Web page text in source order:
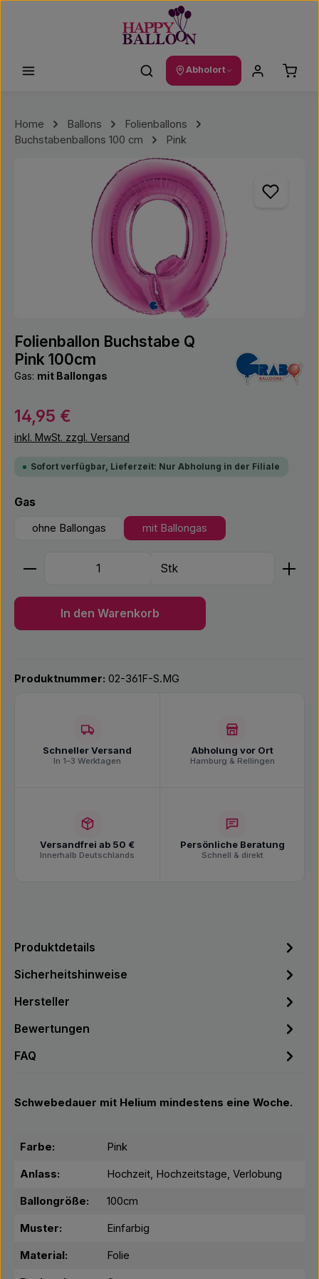
Abholort
Home Ballons
Folienballons
Buchstabenballons 100 cm
Pink
Bildergalerie überspringen
Folienballon Buchstabe Q
Pink 100cm
Gas: mit Ballongas
Regulärer Preis:
14,95 €
inkl. MwSt. zzgl. Versand
Sofort verfügbar, Lieferzeit: Nur Abholung in der Filiale
Gasauswählen
ohne Ballongas mit Ballongas
Produkt Anzahl: Gib den gewünschten Wert ein
Stk
In den Warenkorb
Produktnummer: 02-361F-S.MG
Schneller Versand
In 1–3 Werktagen
Abholung vor Ort
Hamburg & Rellingen
Versandfrei ab 50 €
Innerhalb Deutschlands
Persönliche Beratung
Schnell & direkt
Produktdetails
Sicherheitshinweise
Hersteller
Bewertungen
FAQ
Schwebedauer mit Helium mindestens eine Woche.
Farbe: Pink
Anlass: Hochzeit, Hochzeitstage, Verlobung
Ballongröße: 100cm
Muster: Einfarbig
Material: Folie